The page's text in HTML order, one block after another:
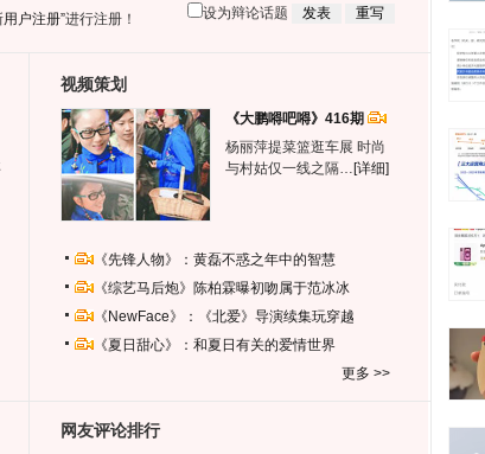
用户注册”进行注册！ 设为辩论话题
视频策划
《大鹏嘚吧嘚》416期
杨丽萍提菜篮逛车展 时尚
与村姑仅一线之隔… [详细]
《先锋人物》：黄磊不惑之年中的智慧
《综艺马后炮》陈柏霖曝初吻属于范冰冰
《NewFace》：《北爱》导演续集玩穿越
《夏日甜心》：和夏日有关的爱情世界
更多 >>
网友评论排行